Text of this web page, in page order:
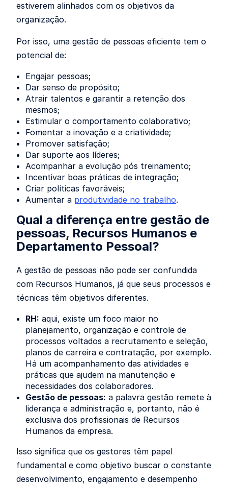
estiverem alinhados com os objetivos da
organização.
Por isso, uma gestão de pessoas eficiente tem o
potencial de:
Engajar pessoas;
Dar senso de propósito;
Atrair talentos e garantir a retenção dos
mesmos;
Estimular o comportamento colaborativo;
Fomentar a inovação e a criatividade;
Promover satisfação;
Dar suporte aos líderes;
Acompanhar a evolução pós treinamento;
Incentivar boas práticas de integração;
Criar políticas favoráveis;
Aumentar a produtividade no trabalho.
Qual a diferença entre gestão de
pessoas, Recursos Humanos e
Departamento Pessoal?
A gestão de pessoas não pode ser confundida
com Recursos Humanos, já que seus processos e
técnicas têm objetivos diferentes.
RH: aqui, existe um foco maior no
planejamento, organização e controle de
processos voltados a recrutamento e seleção,
planos de carreira e contratação, por exemplo.
Há um acompanhamento das atividades e
práticas que ajudem na manutenção e
necessidades dos colaboradores.
Gestão de pessoas: a palavra gestão remete à
liderança e administração e, portanto, não é
exclusiva dos profissionais de Recursos
Humanos da empresa.
Isso significa que os gestores têm papel
fundamental e como objetivo buscar o constante
desenvolvimento, engajamento e desempenho